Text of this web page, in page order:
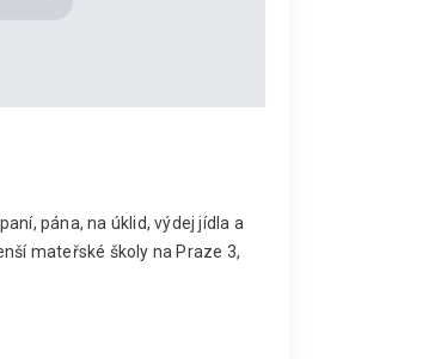
pána, na úklid, výdej jídla a
mateřské školy na Praze 3,